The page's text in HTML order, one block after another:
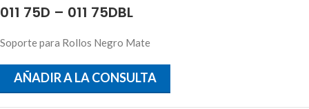
011 75D – 011 75DBL
Soporte para Rollos Negro Mate
AÑADIR A LA CONSULTA